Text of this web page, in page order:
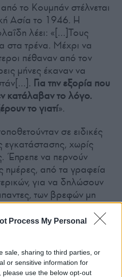
Process My Personal
sale, sharing to third parties, or
or sensitive information for
use the below opt-out
το Κουμπάν στέλνεται
Ασία το 1946. Η
λέει: «[…]Τους
στα τρένα. Μέχρι να
πέθαναν από τον
μήνες έκαναν να
Για την εξορία που
κατάλαβαν το λόγο.
το γιατί».
σε ειδικές
εγκατάστασης, χωρίς
Έπρεπε να περνούν
ημέρες, από τα γραφεία
για να δηλώσουν
των βρεφών μη